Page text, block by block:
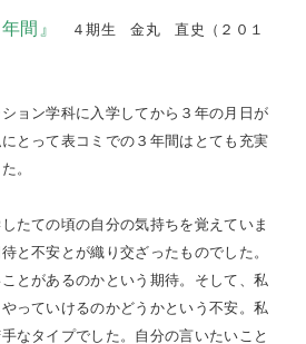
間』
４期生 金丸 直史（２０１
ョン学科に入学してから３年の月日が
とって表コミでの３年間はとても充実
。
たての頃の自分の気持ちを覚えていま
と不安とが織り交ざったものでした。
とがあるのかという期待。そして、私
っていけるのかどうかという不安。私
なタイプでした。自分の言いたいこと